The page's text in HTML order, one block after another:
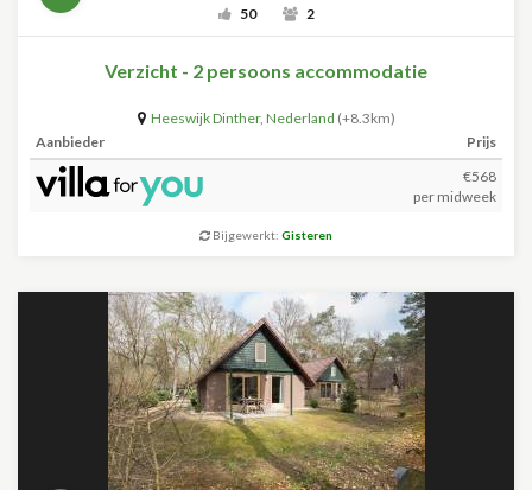
50 2
Verzicht - 2 persoons accommodatie
Heeswijk Dinther, Nederland (+8.3km)
Aanbieder
Prijs
€568
per midweek
Bijgewerkt: Gisteren